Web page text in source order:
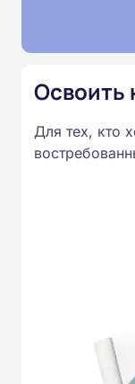
Освоить
Для тех, кто